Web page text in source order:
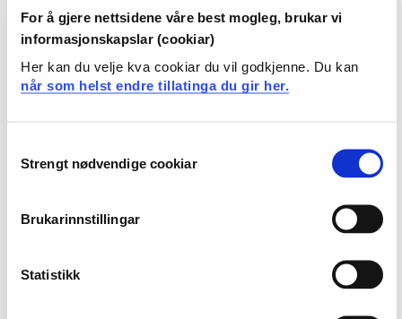
For å gjere nettsidene våre best mogleg, brukar vi
informasjonskapslar (cookiar)
Her kan du velje kva cookiar du vil godkjenne. Du kan
når som helst endre tillatinga du gir her.
Selection
Strengt nødvendige cookiar
Brukarinnstillingar
Statistikk
på Stord.
Les meir om parkering ved HVL
alltid velkommen. Du kan spørre om det meste, og kan
vi ikkje hjelpe deg, veit vi som oftast kven som kan.Les
Servicetorget Stord har opningstid kvardagar 09.00-